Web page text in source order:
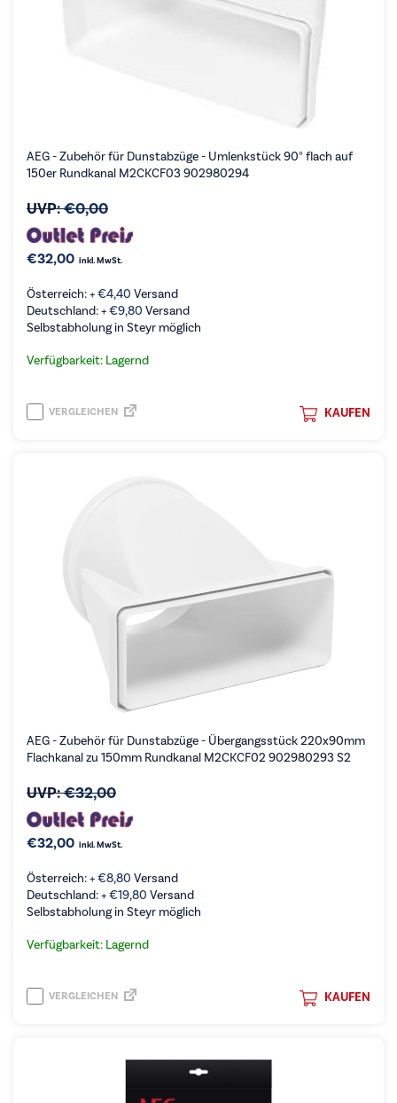
AEG - Zubehör für Dunstabzüge - Umlenkstück 90° flach auf
150er Rundkanal M2CKCF03 902980294
UVP:€0,00
€32,00 inkl. MwSt.
Österreich: +€4,40 Versand
Deutschland: +€9,80 Versand
Selbstabholung in Steyr möglich
Verfügbarkeit: Lagernd
KAUFEN
VERGLEICHEN
AEG - Zubehör für Dunstabzüge - Übergangsstück 220x90mm
Flachkanal zu 150mm Rundkanal M2CKCF02 902980293 S2
UVP:€32,00
€32,00 inkl. MwSt.
Österreich: +€8,80 Versand
Deutschland: +€19,80 Versand
Selbstabholung in Steyr möglich
Verfügbarkeit: Lagernd
KAUFEN
VERGLEICHEN